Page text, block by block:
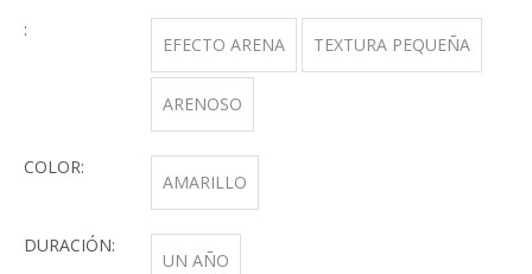
:
EFECTO ARENA TEXTURA PEQUEÑA
ARENOSO
COLOR:
AMARILLO
DURACIÓN:
UN AÑO